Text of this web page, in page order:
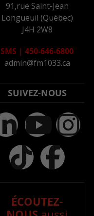
91,rue Saint-Jean
Longueuil (Québec)
J4H 2W8
SMS | 450-646-6800
admin@fm1033.ca
SUIVEZ-NOUS
ÉCOUTEZ-